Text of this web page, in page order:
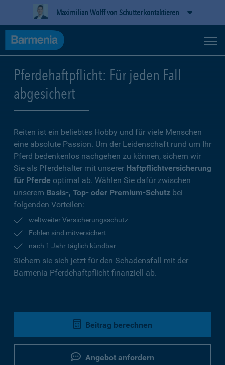
Maximilian Wolff von Schutter kontaktieren
Pferdehaftpflicht: Für jeden Fall
abgesichert
Reiten ist ein beliebtes Hobby und für viele Menschen
eine absolute Passion. Um der Leidenschaft rund um Ihr
Pferd bedenkenlos nachgehen zu können, sichern wir
Sie als Pferdehalter mit unserer Haftpflichtversicherung
für Pferde optimal ab. Wählen Sie dafür zwischen
unserem Basis-, Top- oder Premium-Schutz bei
folgenden Vorteilen:
weltweiter Versicherungsschutz
Fohlen sind mitversichert
nach 1 Jahr täglich kündbar
Sichern sie sich jetzt für den Schadensfall mit der
Barmenia Pferdehaftpflicht finanziell ab.
Beitrag berechnen
Angebot anfordern